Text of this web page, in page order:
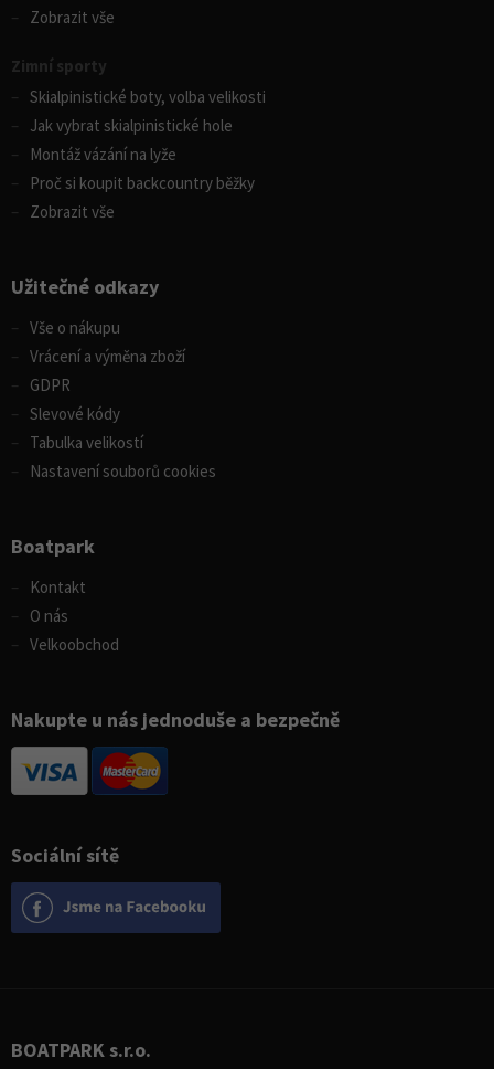
Sociální sítě
Zobrazit vše
Zimní sporty
Skialpinistické boty, volba velikosti
Jak vybrat skialpinistické hole
Montáž vázání na lyže
Proč si koupit backcountry běžky
Zobrazit vše
Užitečné odkazy
Vše o nákupu
Vrácení a výměna zboží
GDPR
Slevové kódy
Tabulka velikostí
Nastavení souborů cookies
Boatpark
Kontakt
O nás
Velkoobchod
Nakupte u nás jednoduše a bezpečně
BOATPARK s.r.o.